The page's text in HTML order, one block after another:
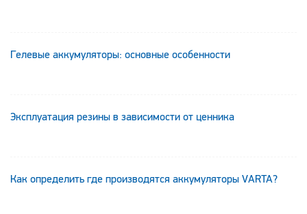
Гелевые аккумуляторы: основные особенности
Эксплуатация резины в зависимости от ценника
Как определить где производятся аккумуляторы VARTA?